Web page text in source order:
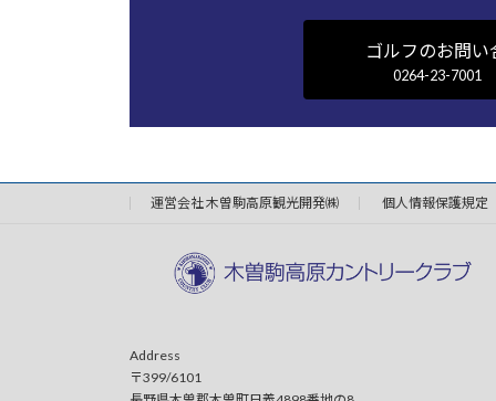
ゴルフのお問い
0264-23-7001
運営会社 木曽駒高原観光開発㈱ 個人情報保護規定
Address
〒399/6101